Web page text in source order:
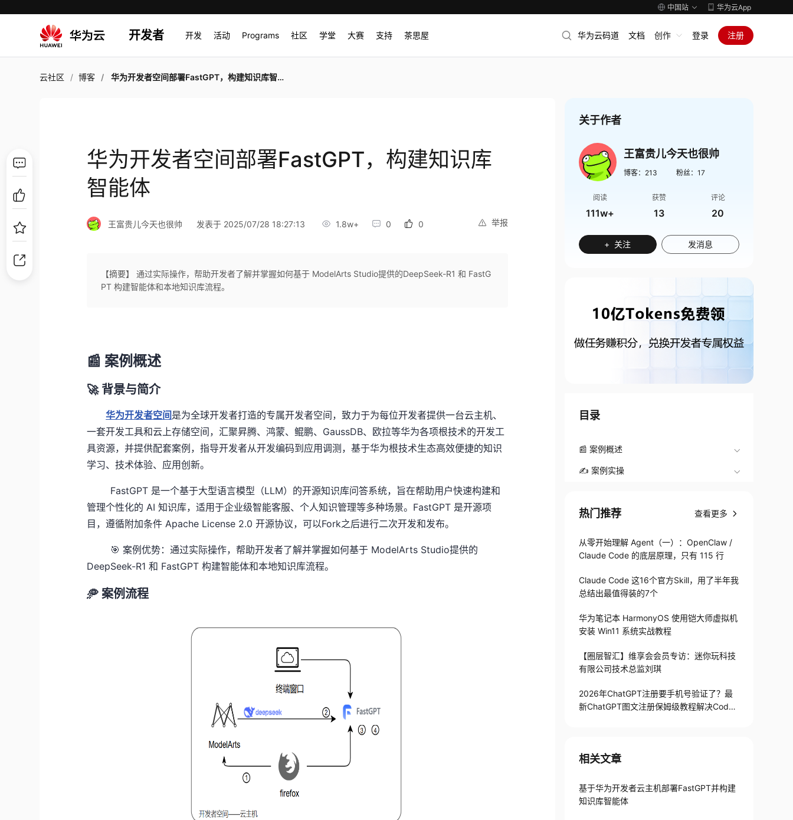
中国站 华为云App
开发者 开发 活动 Programs 社区 学堂 大赛 支持 茶思屋 华为云码道 文档 创作 登录 注册
云社区 博客 华为开发者空间部署FastGPT，构建知识库智能体
华为开发者空间部署FastGPT，构建知识库
智能体
举报
王富贵儿今天也很帅 发表于 2025/07/28 18:27:13 1.8w+ 0 0
【摘要】 通过实际操作，帮助开发者了解并掌握如何基于 ModelArts Studio提供的DeepSeek-R1 和 FastG
PT 构建智能体和本地知识库流程。
📰 案例概述
🚀 背景与简介
华为开发者空间是为全球开发者打造的专属开发者空间，致力于为每位开发者提供一台云主机、
一套开发工具和云上存储空间，汇聚昇腾、鸿蒙、鲲鹏、GaussDB、欧拉等华为各项根技术的开发工
具资源，并提供配套案例，指导开发者从开发编码到应用调测，基于华为根技术生态高效便捷的知识
学习、技术体验、应用创新。
FastGPT 是一个基于大型语言模型（LLM）的开源知识库问答系统，旨在帮助用户快速构建和
管理个性化的 AI 知识库，适用于企业级智能客服、个人知识管理等多种场景。FastGPT 是开源项
目，遵循附加条件 Apache License 2.0 开源协议，可以Fork之后进行二次开发和发布。
🎯案例优势：通过实际操作，帮助开发者了解并掌握如何基于 ModelArts Studio提供的
DeepSeek-R1 和 FastGPT 构建智能体和本地知识库流程。
🥏案例流程
关于作者
王富贵儿今天也很帅
博客： 213 粉丝： 17
阅读
111w+
获赞
13
评论
20
+ 关注 发消息
目录
📰 案例概述
✍️ 案例实操
热门推荐 查看更多
从零开始理解 Agent（一）：OpenClaw /
Claude Code 的底层原理，只有 115 行
Claude Code 这16个官方Skill，用了半年我
总结出最值得装的7个
华为笔记本 HarmonyOS 使用铠大师虚拟机
安装 Win11 系统实战教程
【圈层智汇】维享会会员专访：迷你玩科技
有限公司技术总监刘琪
2026年ChatGPT注册要手机号验证了？最
新ChatGPT图文注册保姆级教程解决Codex
相关文章
基于华为开发者云主机部署FastGPT并构建
知识库智能体